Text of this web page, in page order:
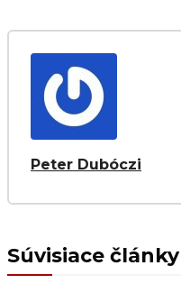
Peter Dubóczi
Súvisiace články